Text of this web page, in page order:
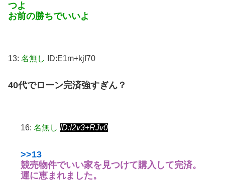
つよ
お前の勝ちでいいよ
13: 名無し ID:E1m+kjf70
40代でローン完済強すぎん？
16: 名無し ID:I2v3+RJv0
>>13
競売物件でいい家を見つけて購入して完済。
運に恵まれました。